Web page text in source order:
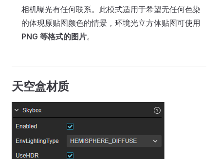
相机曝光有任何联系。此模式适用于希望无任何色染
的体现原贴图颜色的情景，环境光立方体贴图可使用
PNG 等格式的图片。
天空盒材质